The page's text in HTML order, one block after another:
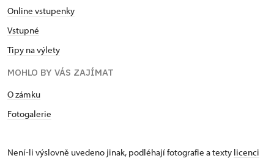
Online vstupenky
Vstupné
Tipy na výlety
MOHLO BY VÁS ZAJÍMAT
O zámku
Fotogalerie
Není-li výslovně uvedeno jinak, podléhají fotografie a texty licenci